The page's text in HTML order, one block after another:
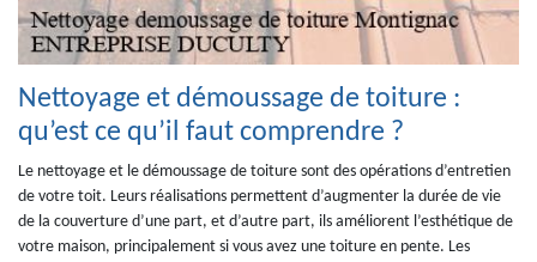
Nettoyage et démoussage de toiture :
qu’est ce qu’il faut comprendre ?
Le nettoyage et le démoussage de toiture sont des opérations d’entretien
de votre toit. Leurs réalisations permettent d’augmenter la durée de vie
de la couverture d’une part, et d’autre part, ils améliorent l’esthétique de
votre maison, principalement si vous avez une toiture en pente. Les